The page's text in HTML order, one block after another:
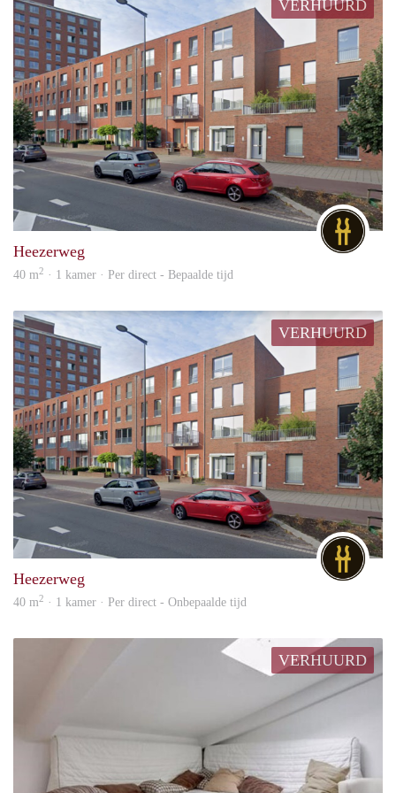
VERHUURD
DG
Heezerweg
40 m2 · 1 kamer · Per direct - Bepaalde tijd
VERHUURD
DG
Heezerweg
40 m2 · 1 kamer · Per direct - Onbepaalde tijd
VERHUURD